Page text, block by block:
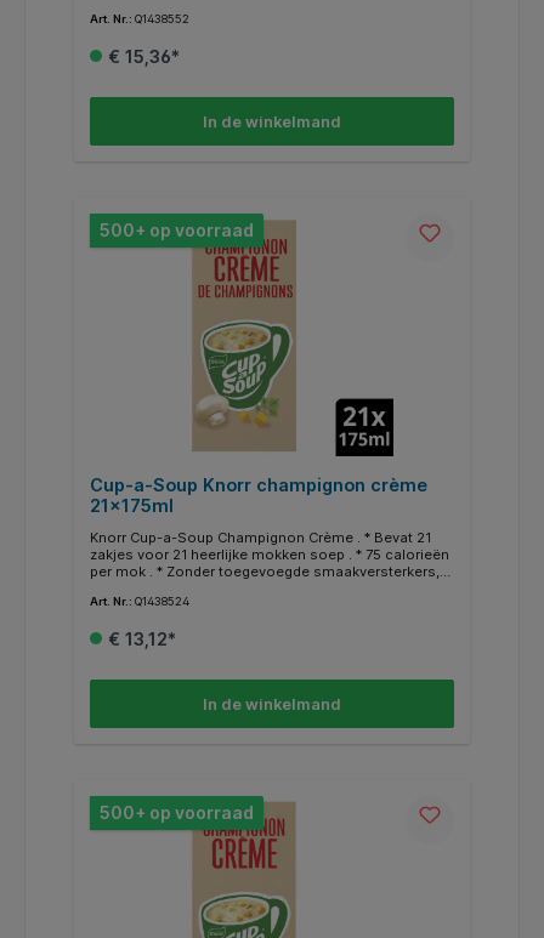
Art. Nr.: Q1438552
€ 15,36*
In de winkelmand
500+ op voorraad
Cup-a-Soup Knorr champignon crème
21x175ml
Knorr Cup-a-Soup Champignon Crème . * Bevat 21
zakjes voor 21 heerlijke mokken soep . * 75 calorieën
per mok . * Zonder toegevoegde smaakversterkers,
Geschikt voor vegetariërs . * Een heerlijk
Art. Nr.: Q1438524
€ 13,12*
In de winkelmand
500+ op voorraad